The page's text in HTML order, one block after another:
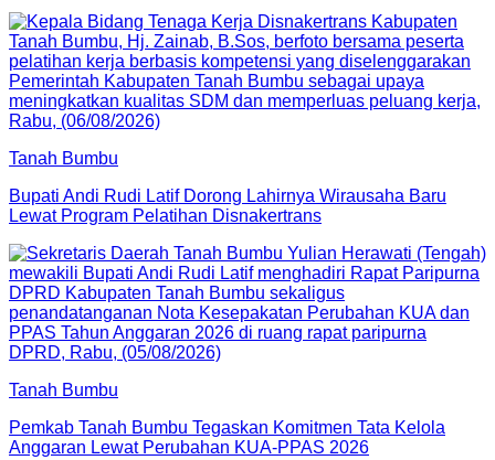
Tanah Bumbu
Bupati Andi Rudi Latif Dorong Lahirnya Wirausaha Baru
Lewat Program Pelatihan Disnakertrans
Tanah Bumbu
Pemkab Tanah Bumbu Tegaskan Komitmen Tata Kelola
Anggaran Lewat Perubahan KUA-PPAS 2026